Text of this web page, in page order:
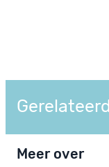
Gerelateerd
Meer over